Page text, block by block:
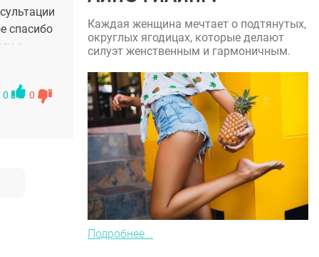
спасибо
в
Сергею
0 0
Каждая женщина мечтает о подтянутых,
округлых ягодицах, которые делают
силуэт женственным и гармоничным.
Подробнее...